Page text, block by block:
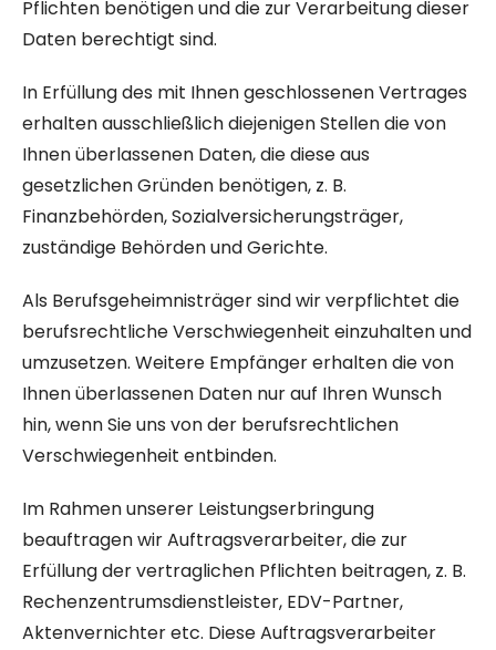
Pflichten benötigen und die zur Verarbeitung dieser
Daten berechtigt sind.
In Erfüllung des mit Ihnen geschlossenen Vertrages
erhalten ausschließlich diejenigen Stellen die von
Ihnen überlassenen Daten, die diese aus
gesetzlichen Gründen benötigen, z. B.
Finanzbehörden, Sozialversicherungsträger,
zuständige Behörden und Gerichte.
Als Berufsgeheimnisträger sind wir verpflichtet die
berufsrechtliche Verschwiegenheit einzuhalten und
umzusetzen. Weitere Empfänger erhalten die von
Ihnen überlassenen Daten nur auf Ihren Wunsch
hin, wenn Sie uns von der berufsrechtlichen
Verschwiegenheit entbinden.
Im Rahmen unserer Leistungserbringung
beauftragen wir Auftragsverarbeiter, die zur
Erfüllung der vertraglichen Pflichten beitragen, z. B.
Rechenzentrumsdienstleister, EDV-Partner,
Aktenvernichter etc. Diese Auftragsverarbeiter